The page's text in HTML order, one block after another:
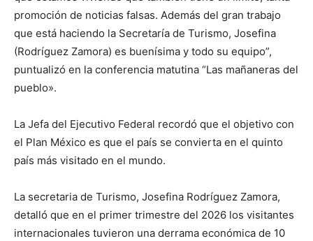
promoción de noticias falsas. Además del gran trabajo
que está haciendo la Secretaría de Turismo, Josefina
(Rodríguez Zamora) es buenísima y todo su equipo”,
puntualizó en la conferencia matutina “Las mañaneras del
pueblo».
La Jefa del Ejecutivo Federal recordó que el objetivo con
el Plan México es que el país se convierta en el quinto
país más visitado en el mundo.
La secretaria de Turismo, Josefina Rodríguez Zamora,
detalló que en el primer trimestre del 2026 los visitantes
internacionales tuvieron una derrama económica de 10